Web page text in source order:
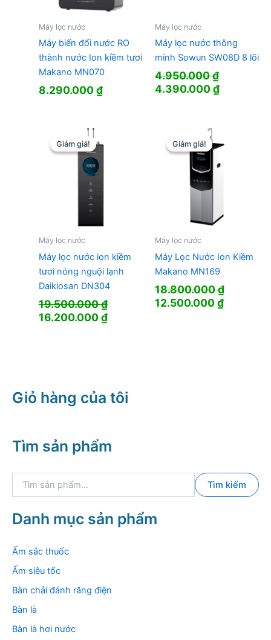
Máy lọc nước
Máy biến đổi nước RO
thành nước Ion kiềm tươi
Makano MN070
8.290.000₫
Máy lọc nước
Máy lọc nước thông
minh Sowun SW08D 8 lõi
4.950.000₫
Giá
4.950.000 ₫.
4.390.000₫Giá
Giảm giá!
Giảm giá!
Máy lọc nước
Máy lọc nước ion kiềm
tươi nóng nguội lạnh
Daikiosan DN304
19.500.000₫
Giá
16.200.000₫Giá
Giảm giá!
Giảm giá!
Máy lọc nước
Máy Lọc Nước Ion Kiềm
Makano MN169
18.800.000₫
Giá
12.500.000₫Giá
Giỏ hàng của tôi
Tìm sản phẩm
k
i
m
Tìm kiếm
Danh mục sản phẩm
Ấm sắc thuốc
Ấm siêu tốc
Bàn chải đánh răng điện
Bàn là
Bàn là hơi nước